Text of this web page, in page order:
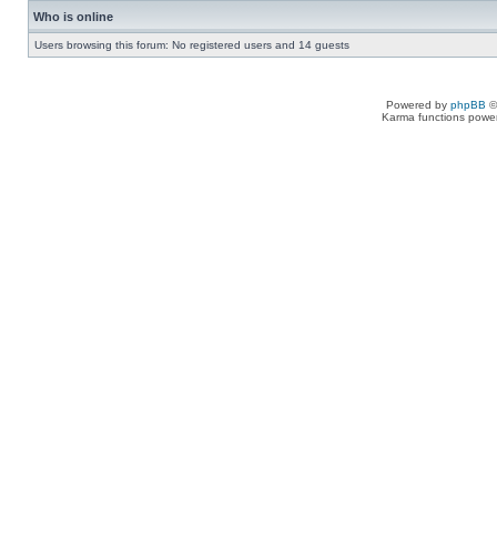
Who is online
Users browsing this forum: No registered users and 14 guests
Powered by phpBB
Karma functions